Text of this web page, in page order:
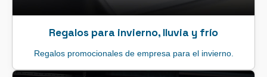
Regalos para invierno, lluvia y frío
Regalos promocionales de empresa para el invierno.